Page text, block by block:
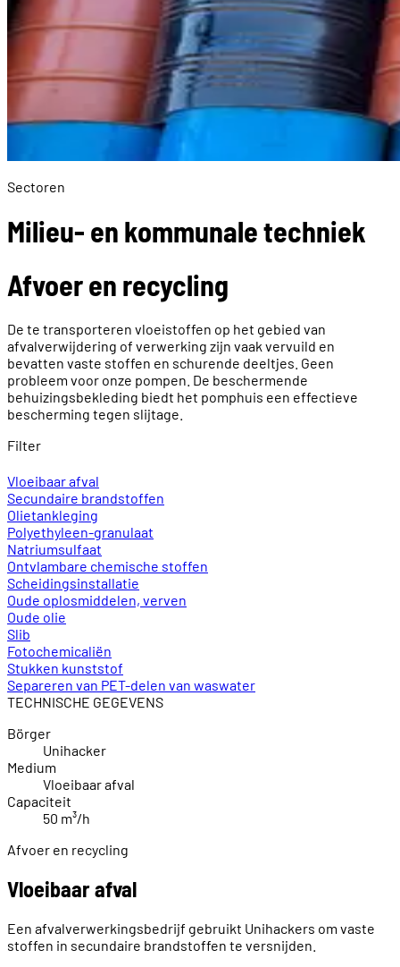
Sectoren
Milieu- en kommunale techniek
Afvoer en recycling
De te transporteren vloeistoffen op het gebied van
afvalverwijdering of verwerking zijn vaak vervuild en
bevatten vaste stoffen en schurende deeltjes. Geen
probleem voor onze pompen. De beschermende
behuizingsbekleding biedt het pomphuis een effectieve
bescherming tegen slijtage.
Filter
Vloeibaar afval
Secundaire brandstoffen
Olietankleging
Polyethyleen-granulaat
Natriumsulfaat
Ontvlambare chemische stoffen
Scheidingsinstallatie
Oude oplosmiddelen, verven
Oude olie
Slib
Fotochemicaliën
Stukken kunststof
Separeren van PET-delen van waswater
TECHNISCHE GEGEVENS
Börger
Unihacker
Medium
Vloeibaar afval
Capaciteit
50 m³/h
Afvoer en recycling
Vloeibaar afval
Een afvalverwerkingsbedrijf gebruikt Unihackers om vaste
stoffen in secundaire brandstoffen te versnijden.